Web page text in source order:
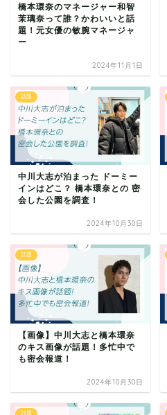
橋本環奈のマネージャー和智
茉璃奈って誰？かわいいと話
題！元女優の敏腕マネージャ
ー
2024年11月1日
話題
中川大志が泊まった ドーミー
インはどこ？ 橋本環奈との 密
会した公園を調査！
2024年10月30日
話題
【画像】中川大志と橋本環奈
のキス画像が話題！多忙中で
も密会報道！
2024年10月30日
話題